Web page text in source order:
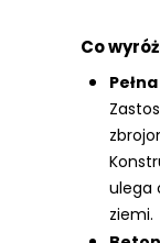
Co
ulega
ziemi.